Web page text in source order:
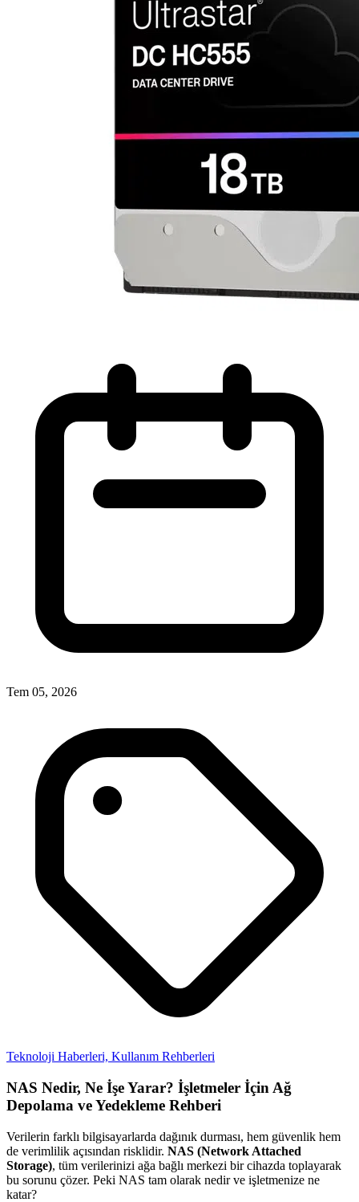
Tem 05, 2026
Teknoloji Haberleri, Kullanım Rehberleri
NAS Nedir, Ne İşe Yarar? İşletmeler İçin Ağ
Depolama ve Yedekleme Rehberi
Verilerin farklı bilgisayarlarda dağınık durması, hem güvenlik hem
de verimlilik açısından risklidir. NAS (Network Attached
Storage), tüm verilerinizi ağa bağlı merkezi bir cihazda toplayarak
bu sorunu çözer. Peki NAS tam olarak nedir ve işletmenize ne
katar?